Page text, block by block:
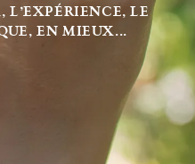
LE
EN MIEUX...